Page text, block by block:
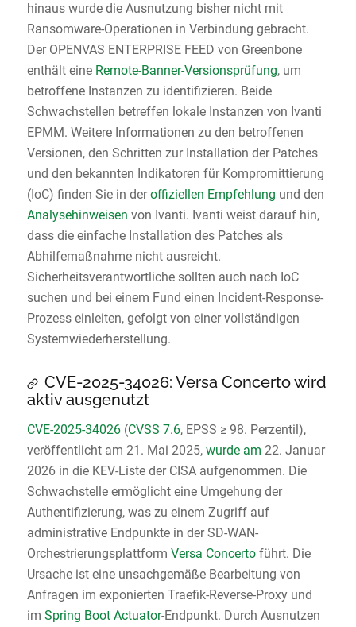
hinaus wurde die Ausnutzung bisher nicht mit
Ransomware-Operationen in Verbindung gebracht.
Der OPENVAS ENTERPRISE FEED von Greenbone
enthält eine Remote-Banner-Versionsprüfung, um
betroffene Instanzen zu identifizieren. Beide
Schwachstellen betreffen lokale Instanzen von Ivanti
EPMM. Weitere Informationen zu den betroffenen
Versionen, den Schritten zur Installation der Patches
und den bekannten Indikatoren für Kompromittierung
(IoC) finden Sie in deroffiziellen Empfehlung und den
Analysehinweisen von Ivanti. Ivanti weist darauf hin,
dass die einfache Installation des Patches als
Abhilfemaßnahme nicht ausreicht.
Sicherheitsverantwortliche sollten auch nach IoC
suchen und bei einem Fund einen Incident-Response-
Prozess einleiten, gefolgt von einer vollständigen
Systemwiederherstellung.
CVE-2025-34026: Versa Concerto wird
aktiv ausgenutzt
CVE-2025-34026(CVSS 7.6, EPSS ≥ 98. Perzentil),
veröffentlicht am 21. Mai 2025, wurde am 22. Januar
2026 in die KEV-Liste der CISA aufgenommen. Die
Schwachstelle ermöglicht eine Umgehung der
Authentifizierung, was zu einem Zugriff auf
administrative Endpunkte in der SD-WAN-
Orchestrierungsplattform Versa Concertoführt. Die
Ursache ist eine unsachgemäße Bearbeitung von
Anfragen im exponierten Traefik-Reverse-Proxy und
im Spring Boot Actuator-Endpunkt. Durch Ausnutzen